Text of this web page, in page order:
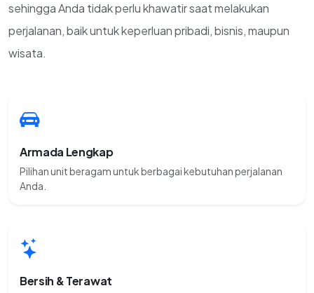
sehingga Anda tidak perlu khawatir saat melakukan
perjalanan, baik untuk keperluan pribadi, bisnis, maupun
wisata.
Armada Lengkap
Pilihan unit beragam untuk berbagai kebutuhan perjalanan
Anda.
Bersih & Terawat